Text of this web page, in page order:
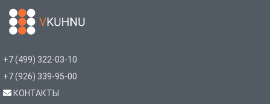
+7 (499) 322-03-10
+7 (926) 339-95-00
КОНТАКТЫ